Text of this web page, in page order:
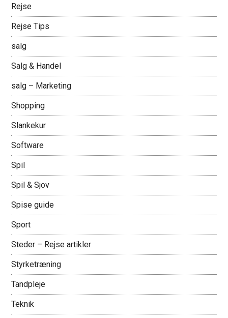
Rejse
Rejse Tips
salg
Salg & Handel
salg – Marketing
Shopping
Slankekur
Software
Spil
Spil & Sjov
Spise guide
Sport
Steder – Rejse artikler
Styrketræning
Tandpleje
Teknik